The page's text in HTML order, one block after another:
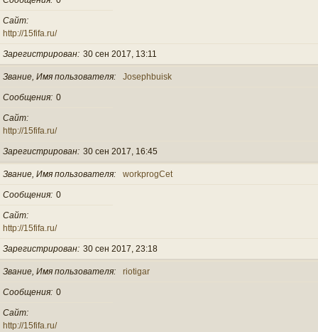
Сайт
http://15fifa.ru/
Зарегистрирован 30 сен 2017, 13:11
Звание, Имя пользователя Josephbuisk
Сообщения 0
Сайт
http://15fifa.ru/
Зарегистрирован 30 сен 2017, 16:45
Звание, Имя пользователя workprogCet
Сообщения 0
Сайт
http://15fifa.ru/
Зарегистрирован 30 сен 2017, 23:18
Звание, Имя пользователя riotigar
Сообщения 0
Сайт
http://15fifa.ru/